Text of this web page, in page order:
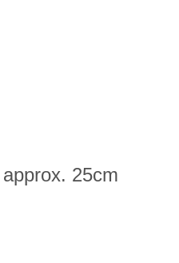
25cm